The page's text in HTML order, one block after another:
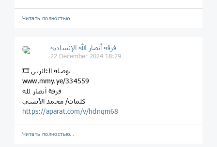
Читать полностью…
فرقة أنصار الله الإنشادية
22 December 2024 18:29
🎞 بوصلة الثائرين
www.mmy.ye/334559
فرقة أنصار لله
كلمات/ محمد الآنسي
https://aparat.com/v/hdnqm68
Читать полностью…